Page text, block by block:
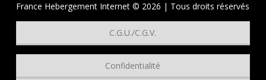
France Hebergement Internet © 2026 | Tous droits réservés
C.G.U./C.G.V.
Confidentialité